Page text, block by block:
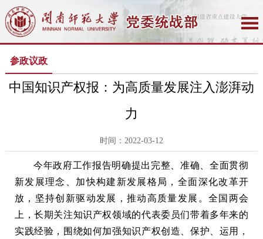
参政议政
中国知识产权报：为高质量发展注入澎湃动
力
时间：2022-03-12
今年政府工作报告明确提出完整、准确、全面贯彻
新发展理念、加快构建新发展格局，全面深化改革开
放，坚持创新驱动发展，推动高质量发展。全国两会
上，长期关注知识产权领域的代表委员们带着多年来的
实践经验，围绕如何加强知识产权创造、保护、运用，